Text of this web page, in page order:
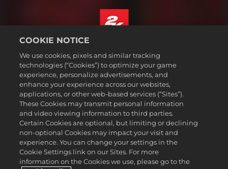
Юридическая информация
Политика конфиденциальности
Политика файлов cookie
Поддержка
Не продавайте и не распространяйте мои персональные данные
Статус заказа и возвраты
Рекламные партнеры 2K
©2016-2026 Take-Two Interactive Software Inc. 2K, Firaxis Games,
Русский
COOKIE NOTICE
We use cookies, pixels and similar tracking
technologies (“Cookies”) to optimize your game
experience, personalize advertisements, and
enhance your experience across our websites,
applications, or other web-based services (“Sites”).
These Cookies may transmit personal information
and video viewing information to third parties.
Certain Cookies are optional, but limiting or declining
non-optional Cookies may impact your visit and
experience. You can change your settings in the
Cookie Settings link on our Sites. For more
information on the Cookies we use, please go to the